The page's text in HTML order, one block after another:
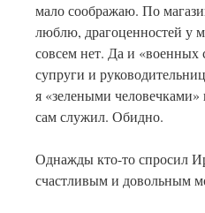
мало соображаю. По
люблю, драгоценностей у
совсем нет. Да и «военных
супруги и
я «зелеными человечками»
сам служил. Обидно.
Однажды кто-то спросил
счастливым и довольным